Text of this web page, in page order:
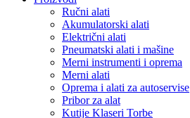
Ručni alati
Akumulatorski alati
Električni alati
Pneumatski alati i mašine
Merni instrumenti i oprema
Merni alati
Oprema i alati za autoservise
Pribor za alat
Kutije Klaseri Torbe